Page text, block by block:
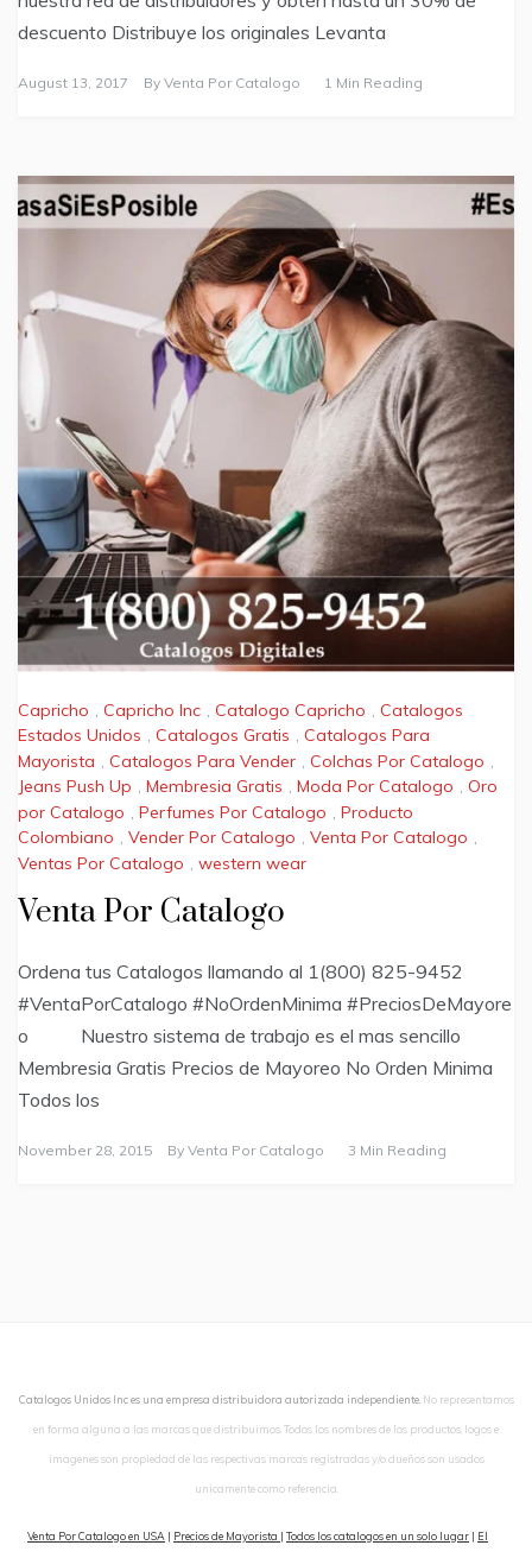
descuento Distribuye los originales Levanta
August 13, 2017 By Venta Por Catalogo 1 Min Reading
Capricho , Capricho Inc , Catalogo Capricho , Catalogos
Estados Unidos , Catalogos Gratis , Catalogos Para
Mayorista , Catalogos Para Vender , Colchas Por Catalogo ,
Jeans Push Up , Membresia Gratis , Moda Por Catalogo , Oro
por Catalogo , Perfumes Por Catalogo , Producto
Colombiano , Vender Por Catalogo , Venta Por Catalogo ,
Ventas Por Catalogo , western wear
Venta Por Catalogo
Ordena tus Catalogos llamando al 1(800) 825-9452
#VentaPorCatalogo #NoOrdenMinima #PreciosDeMayore
o Nuestro sistema de trabajo es el mas sencillo
Membresia Gratis Precios de Mayoreo No Orden Minima
Todos los
November 28, 2015 By Venta Por Catalogo 3 Min Reading
Catalogos Unidos Inc es una empresa distribuidora autorizada independiente. No representamos
en forma alguna a las marcas que distribuimos. Todos los nombres de los productos, logos e
imagenes son propiedad de las respectivas marcas registradas y/o dueños son usados
unicamente como referencia.
Venta Por Catalogo en USA | Precios de Mayorista | Todos los catalogos en un solo lugar | El